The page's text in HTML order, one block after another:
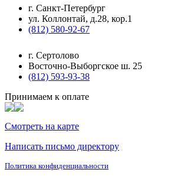
г. Санкт-Петербург
ул. Коллонтай, д.28, кор.1
(812) 580-92-67
г. Сертолово
Восточно-Выборгское ш. 25
(812) 593-93-38
Принимаем к оплате
Смотреть на карте
Написать письмо директору
Политика конфиденциальности